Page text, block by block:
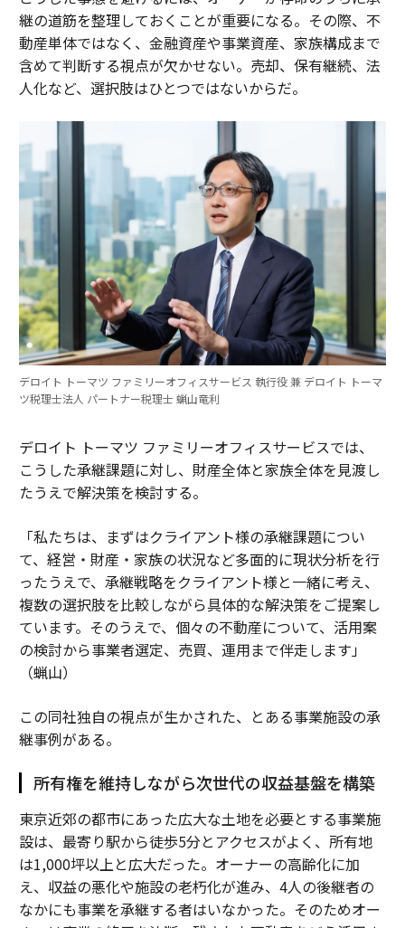
継の道筋を整理しておくことが重要になる。その際、不
動産単体ではなく、金融資産や事業資産、家族構成まで
含めて判断する視点が欠かせない。売却、保有継続、法
人化など、選択肢はひとつではないからだ。
デロイト トーマツ ファミリーオフィスサービス 執行役 兼 デロイト トーマ
ツ税理士法人 パートナー税理士 蝋山竜利
デロイト トーマツ ファミリーオフィスサービスでは、
こうした承継課題に対し、財産全体と家族全体を見渡し
たうえで解決策を検討する。
「私たちは、まずはクライアント様の承継課題につい
て、経営・財産・家族の状況など多面的に現状分析を行
ったうえで、承継戦略をクライアント様と一緒に考え、
複数の選択肢を比較しながら具体的な解決策をご提案し
ています。そのうえで、個々の不動産について、活用案
の検討から事業者選定、売買、運用まで伴走します」
（蝋山）
この同社独自の視点が生かされた、とある事業施設の承
継事例がある。
所有権を維持しながら次世代の収益基盤を構築
東京近郊の都市にあった広大な土地を必要とする事業施
設は、最寄り駅から徒歩5分とアクセスがよく、所有地
は1,000坪以上と広大だった。オーナーの高齢化に加
え、収益の悪化や施設の老朽化が進み、4人の後継者の
なかにも事業を承継する者はいなかった。そのためオー